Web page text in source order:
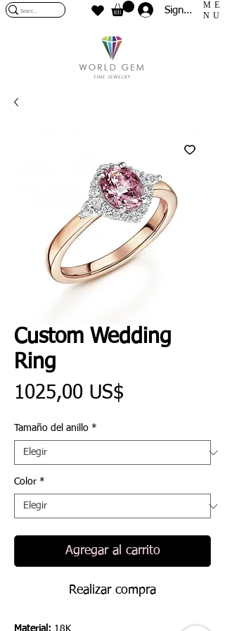
Sign In
ME
NU
Custom Wedding
Ring
1025,00 US$
Tamaño del anillo *
Color *
Agregar al carrito
Realizar compra
Material: 18K